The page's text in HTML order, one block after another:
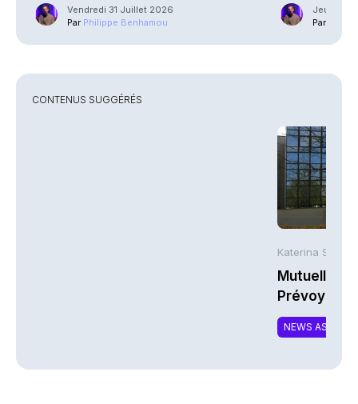
Vendredi 31 Juillet 2026
Par Philippe Benhamou
Jeudi 23
Par
CONTENUS SUGGÉRÉS
Katerina
Mutuelles :
de la Math
NEWS